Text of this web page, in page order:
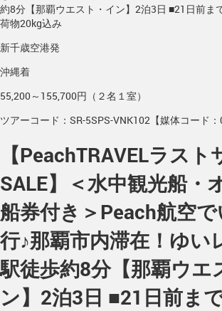
約8分【那覇ウエスト・イン】2泊3日 ■21日前ま
荷物20kg込み
新千歳空港発
沖縄着
55,200～155,700円（２名１室）
ツアーコード：SR-5SPS-VNK102【媒体コード：
【PeachTRAVELラスト
SALE】＜水中観光船・
船券付き＞Peach航空
行♪那覇市内滞在！ゆい
駅徒歩約8分【那覇ウエ
ン】2泊3日 ■21日前ま